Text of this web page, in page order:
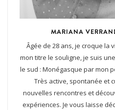
MARIANA
Âgée de 28 ans, je croque la
mon titre le souligne, je suis
le sud : Monégasque par mon
Très active, spontanée et
nouvelles rencontres et
expériences. Je vous laisse